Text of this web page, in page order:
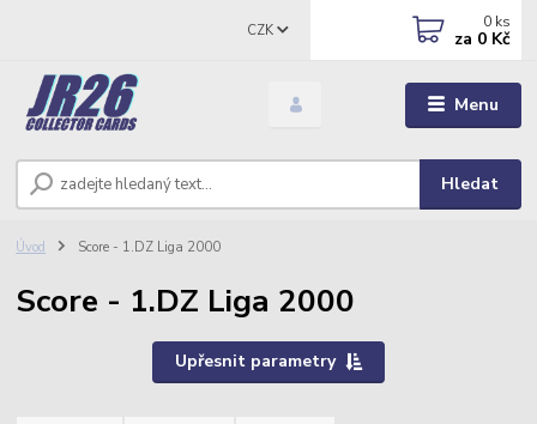
Menu
CZK
Hledat
0 ks
za 0 Kč
Úvod Score - 1.DZ Liga 2000
Score - 1.DZ Liga 2000
Upřesnit parametry